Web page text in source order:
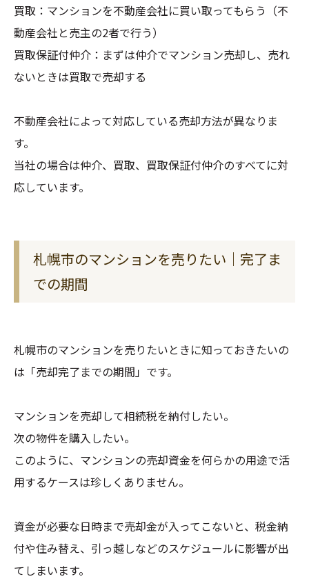
買取：マンションを不動産会社に買い取ってもらう（不
動産会社と売主の2者で行う）
買取保証付仲介：まずは仲介でマンション売却し、売れ
ないときは買取で売却する
不動産会社によって対応している売却方法が異なりま
す。
当社の場合は仲介、買取、買取保証付仲介のすべてに対
応しています。
札幌市のマンションを売りたい｜完了ま
での期間
札幌市のマンションを売りたいときに知っておきたいの
は「売却完了までの期間」です。
マンションを売却して相続税を納付したい。
次の物件を購入したい。
このように、マンションの売却資金を何らかの用途で活
用するケースは珍しくありません。
資金が必要な日時まで売却金が入ってこないと、税金納
付や住み替え、引っ越しなどのスケジュールに影響が出
てしまいます。